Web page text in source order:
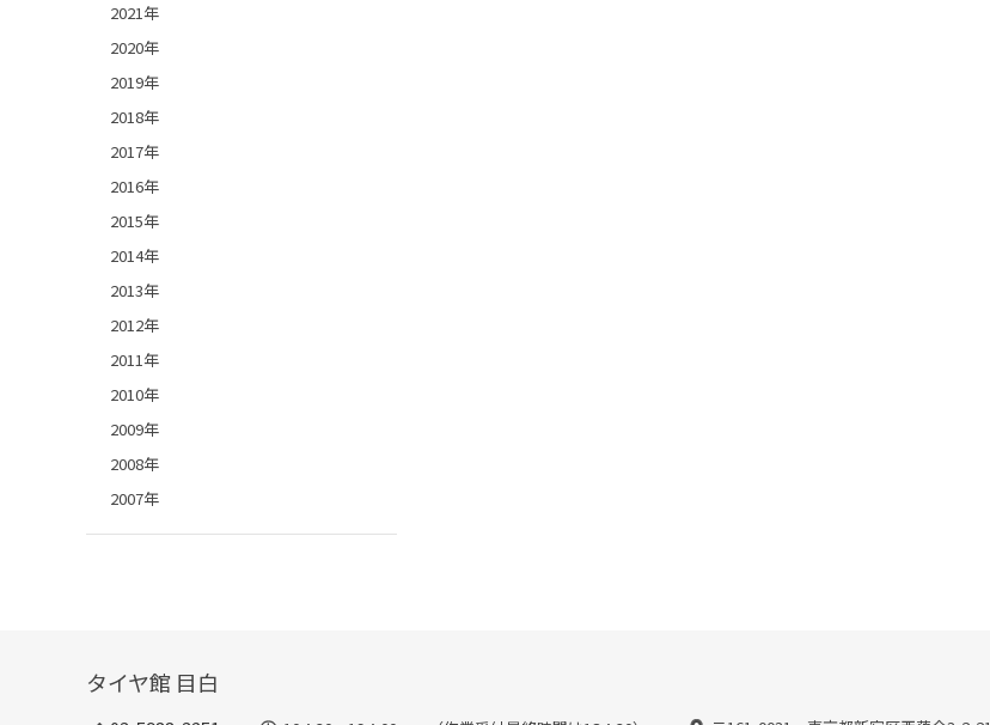
2021年
2020年
2019年
2018年
2017年
2016年
2015年
2014年
2013年
2012年
2011年
2010年
2009年
2008年
2007年
タイヤ館 目白